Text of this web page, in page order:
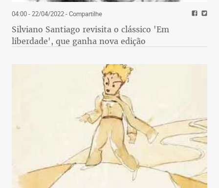
04:00 - 22/04/2022- Compartilhe
Silviano Santiago revisita o clássico 'Em
liberdade', que ganha nova edição